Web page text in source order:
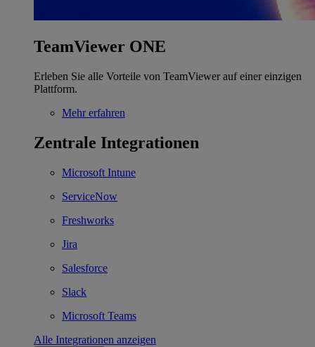
TeamViewer ONE
Erleben Sie alle Vorteile von TeamViewer auf einer einzigen
Plattform.
Mehr erfahren
Zentrale Integrationen
Microsoft Intune
ServiceNow
Freshworks
Jira
Salesforce
Slack
Microsoft Teams
Alle Integrationen anzeigen